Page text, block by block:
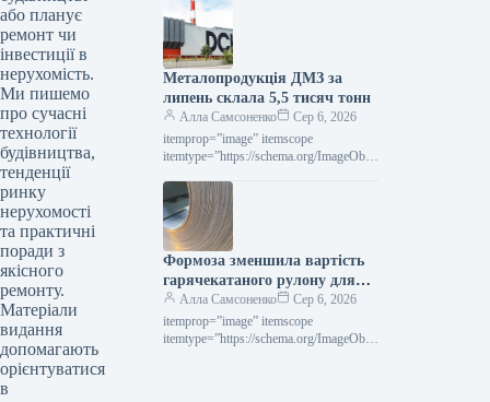
або планує
ремонт чи
інвестиції в
нерухомість.
Ми пишемо
про сучасні
технології
будівництва,
тенденції
ринку
нерухомості
та практичні
поради з
якісного
ремонту.
Матеріали
видання
допомагають
орієнтуватися
в
Новини Глобальний ринок voestalpine
Роздрукувати 80 06 Серпня 2026
Voestalpine у І кварталі 2027
фінроку…
Металопродукція ДМЗ за
липень склала 5,5 тисяч тонн
Алла Самсоненко
Сер 6, 2026
itemprop=”image” itemscope
itemtype=”https://schema.org/ImageObje
Компанії ДМЗ Друкувати 93 06
Серпня 2026 ДМЗ у липні виробив 5,5
тис. т…
Формоза зменшила вартість
гарячекатаного рулону для
вересневої реалізації
Алла Самсоненко
Сер 6, 2026
itemprop=”image” itemscope
itemtype=”https://schema.org/ImageObje